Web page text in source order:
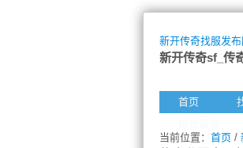
新开传奇找服发布
新开传奇sf_传
首页
当前位置： 首页 /